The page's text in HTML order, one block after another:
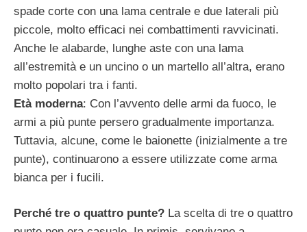
spade corte con una lama centrale e due laterali più
piccole, molto efficaci nei combattimenti ravvicinati.
Anche le alabarde, lunghe aste con una lama
all’estremità e un uncino o un martello all’altra, erano
molto popolari tra i fanti.
Età moderna: Con l’avvento delle armi da fuoco, le
armi a più punte persero gradualmente importanza.
Tuttavia, alcune, come le baionette (inizialmente a tre
punte), continuarono a essere utilizzate come arma
bianca per i fucili.
Perché tre o quattro punte? La scelta di tre o quattro